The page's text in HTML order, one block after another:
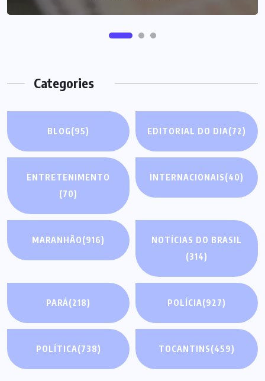
Categories
BLOG(95) EDITORIAL DO DIA(72)
ENTRETENIMENTO
(70)
INTERNACIONAIS(40)
MARANHÃO(916)
NOTÍCIAS DO BRASIL
(314)
PARÁ(218) POLÍCIA(927)
POLÍTICA(738) TOCANTINS(459)